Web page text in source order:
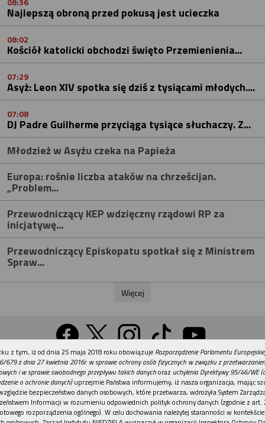
Najlepszą obroną przed pokusą jest ucieczka
08:02
Kościół katolicki obchodzi święto Przemienienia...
07:29
Asyż: Leon XIV spotka się dziś z tysiącami młodych....
07:08
DJ Padre Guilherme przyciąga tysiące słuchaczy. Z...
Młodzież w Asyżu czeka na Papieża
Europa: rośnie liczba ataków na chrześcijan.
„Problem...
Przewodniczący KEP wdzięczny rządowi RP za
inicjatywę...
Przewodniczący Episkopatu spotkał się z Ministrem
Spraw...
Więcej
Wersja na komputer
Działy Tematy Kontakt Reklama
Patronaty
Polityka prywatności
REKLAMA
z tym, iż od dnia 25 maja 2018 roku obowiązuje Rozporządzenie Parlamentu
679 z dnia 27 kwietnia 2016r. w sprawie ochrony osób fizycznych w związku z
i w sprawie swobodnego przepływu takich danychoraz uchylenia Dyrektywy 95/46/WE
o ochronie danych)uprzejmie Państwa informujemy, iż nasza organizacja, mając
bezpieczeństwo danych osobowych, które przetwarza, wdrożyła System
Informacji w rozumieniu odpowiednich polityk ochrony danych (zgodnie z art.
rozporządzenia ogólnego). W celu dochowania należytej staranności w